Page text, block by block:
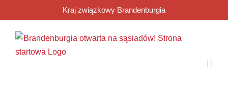
do
zawartości
Kraj związkowy Brandenburgia